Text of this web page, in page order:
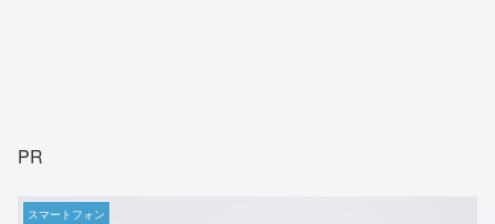
PR
スマートフォン